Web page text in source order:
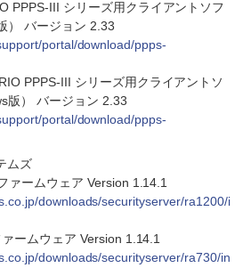
PPPS-III シリーズ用クライアントソフ
） バージョン 2.33
portal/download/ppps-
PPPS-III シリーズ用クライアントソ
版） バージョン 2.33
portal/download/ppps-
ムズ
ァームウェア Version 1.14.1
downloads/securityserver/ra1200/i
ームウェア Version 1.14.1
downloads/securityserver/ra730/in